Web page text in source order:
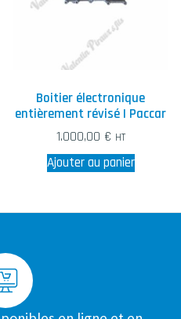
Boitier électronique
entièrement révisé | Paccar
1.000,00 € HT
Ajouter au panier